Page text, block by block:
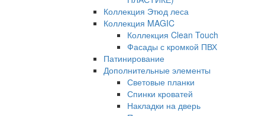
Коллекция Этюд леса
Коллекция MAGIC
Коллекция Clean Touch
Фасады с кромкой ПВХ
Патинирование
Дополнительные элементы
Световые планки
Спинки кроватей
Накладки на дверь